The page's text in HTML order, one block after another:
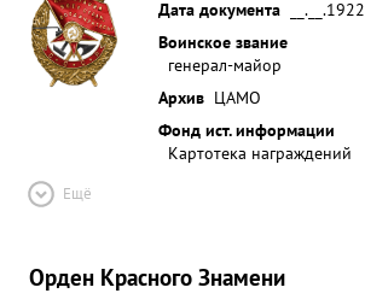
Дата документа
__.__.1922
Воинское звание
генерал-майор
Архив ЦАМО
Фонд ист. информации
Картотека награждений
Ещё
Орден Красного Знамени